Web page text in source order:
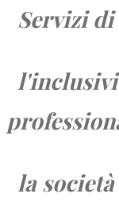
Servizi
la